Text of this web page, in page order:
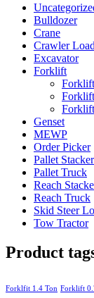
Bulldozer
Crane
Crawler
Excavator
Forklift
Genset
MEWP
Order Picker
Pallet Stacker
Pallet Truck
Reach
Reach Truck
Skid Steer
Tow Tractor
Product
Forklfit 1.4 Ton Forklift